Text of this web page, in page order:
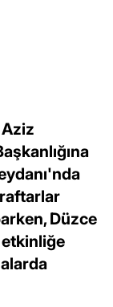
Düzce
etkinliğe